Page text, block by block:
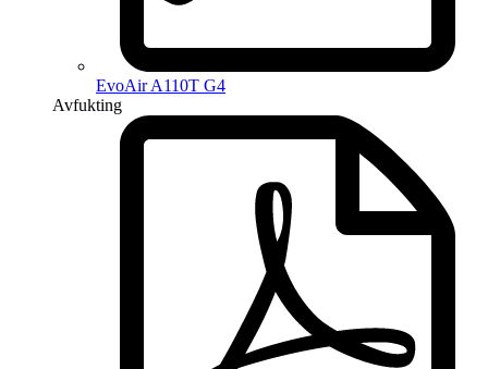
EvoAir A110T G4
Avfukting